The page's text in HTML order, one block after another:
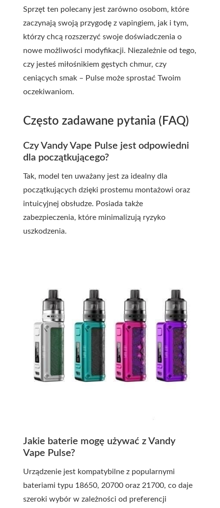
Sprzęt ten polecany jest zarówno osobom, które
zaczynają swoją przygodę z vapingiem, jak i tym,
którzy chcą rozszerzyć swoje doświadczenia o
nowe możliwości modyfikacji. Niezależnie od tego,
czy jesteś miłośnikiem gęstych chmur, czy
ceniących smak – Pulse może sprostać Twoim
oczekiwaniom.
Często zadawane pytania (FAQ)
Czy Vandy Vape Pulse jest odpowiedni
dla początkującego?
Tak, model ten uważany jest za idealny dla
początkujących dzięki prostemu montażowi oraz
intuicyjnej obsłudze. Posiada także
zabezpieczenia, które minimalizują ryzyko
uszkodzenia.
Jakie baterie mogę używać z Vandy
Vape Pulse?
Urządzenie jest kompatybilne z popularnymi
bateriami typu 18650, 20700 oraz 21700, co daje
szeroki wybór w zależności od preferencji